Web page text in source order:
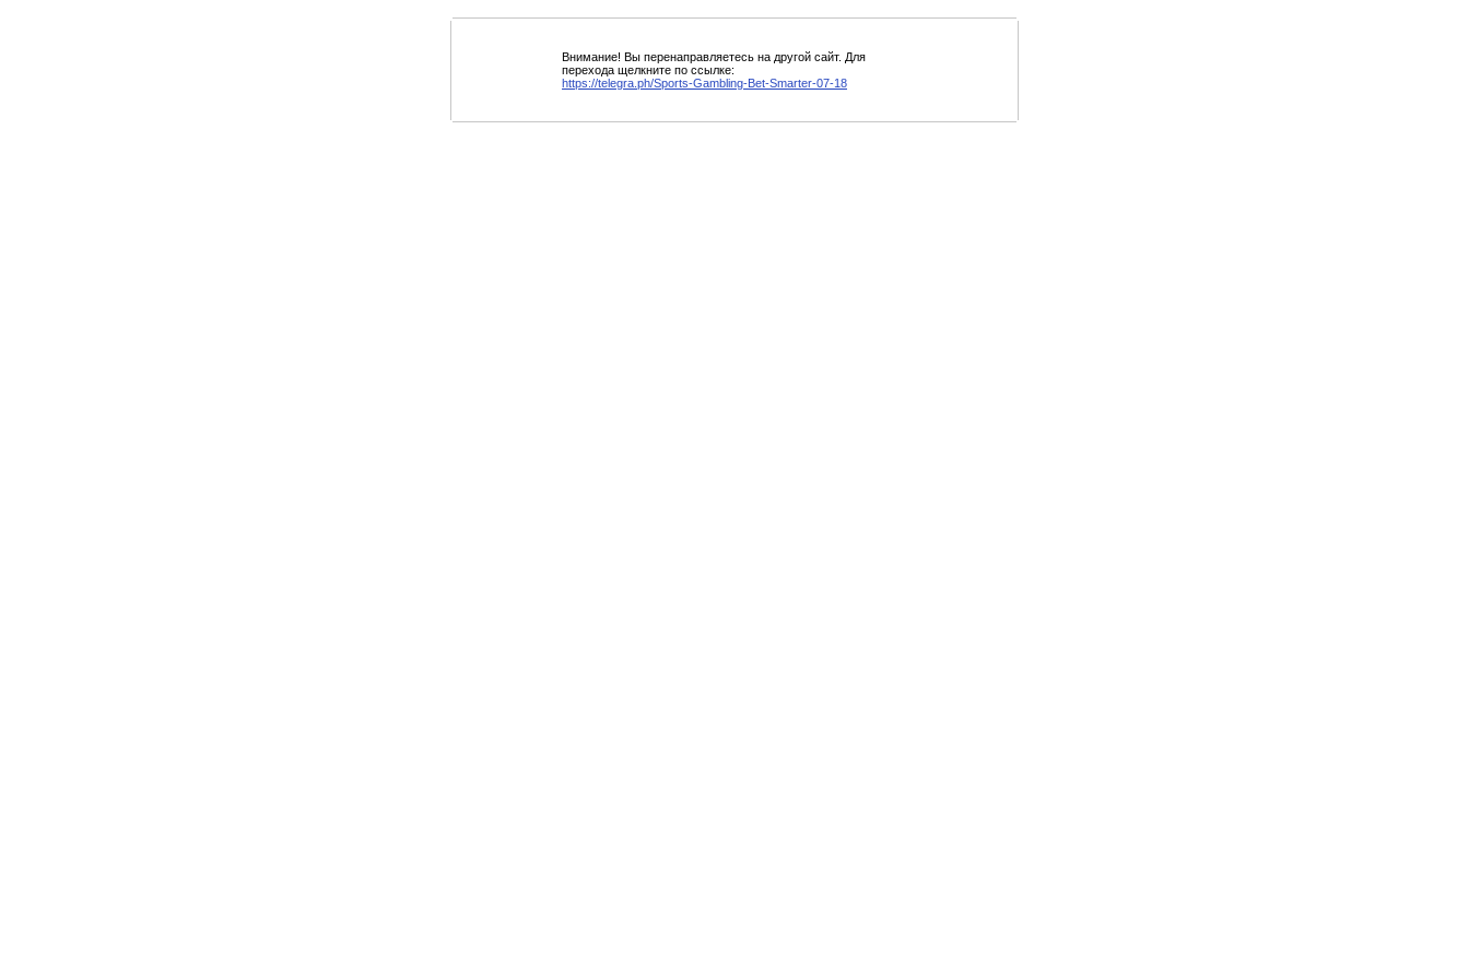
Внимание! Вы перенаправляетесь на другой сайт. Для
перехода щелкните по ссылке:
https://telegra.ph/Sports-Gambling-Bet-Smarter-07-18